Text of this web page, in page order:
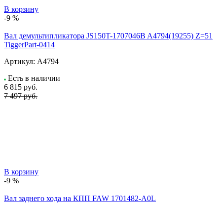
В корзину
-9 %
Вал демультипликатора JS150T-1707046B A4794(19255) Z=51
TiggerPart-0414
Артикул: A4794
Есть в наличии
6 815 руб.
7 497 руб.
В корзину
-9 %
Вал заднего хода на КПП FAW 1701482-A0L